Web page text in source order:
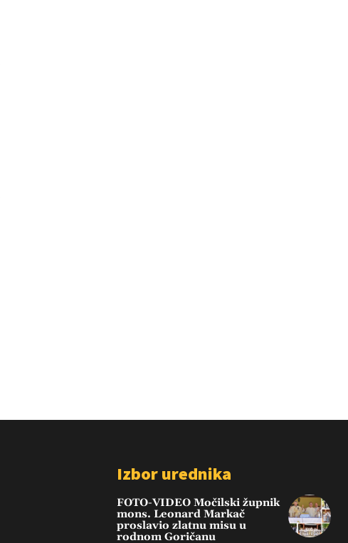
Izbor urednika
FOTO-VIDEO Močilski župnik
mons. Leonard Markač
proslavio zlatnu misu u
rodnom Goričanu